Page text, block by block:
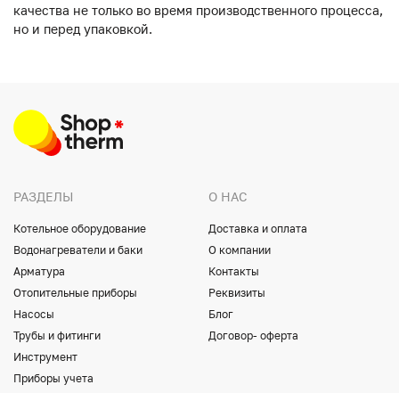
качества не только во время производственного процесса,
но и перед упаковкой.
РАЗДЕЛЫ
Котельное оборудование
Водонагреватели и баки
Арматура
Отопительные приборы
Насосы
Трубы и фитинги
Инструмент
Приборы учета
О НАС
Доставка и оплата
О компании
Контакты
Реквизиты
Блог
Договор- оферта